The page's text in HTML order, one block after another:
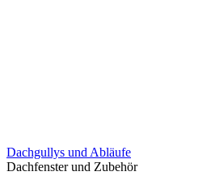
Dachgullys und Abläufe
Dachfenster und Zubehör